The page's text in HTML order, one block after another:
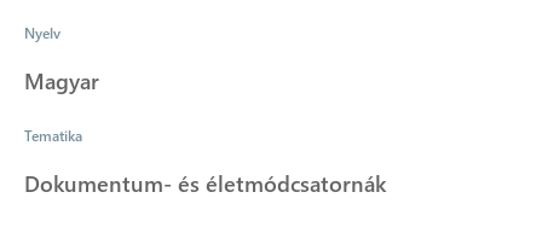
Nyelv
Magyar
Tematika
Dokumentum- és életmódcsatornák